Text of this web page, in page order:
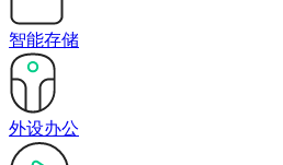
智能存储
外设办公